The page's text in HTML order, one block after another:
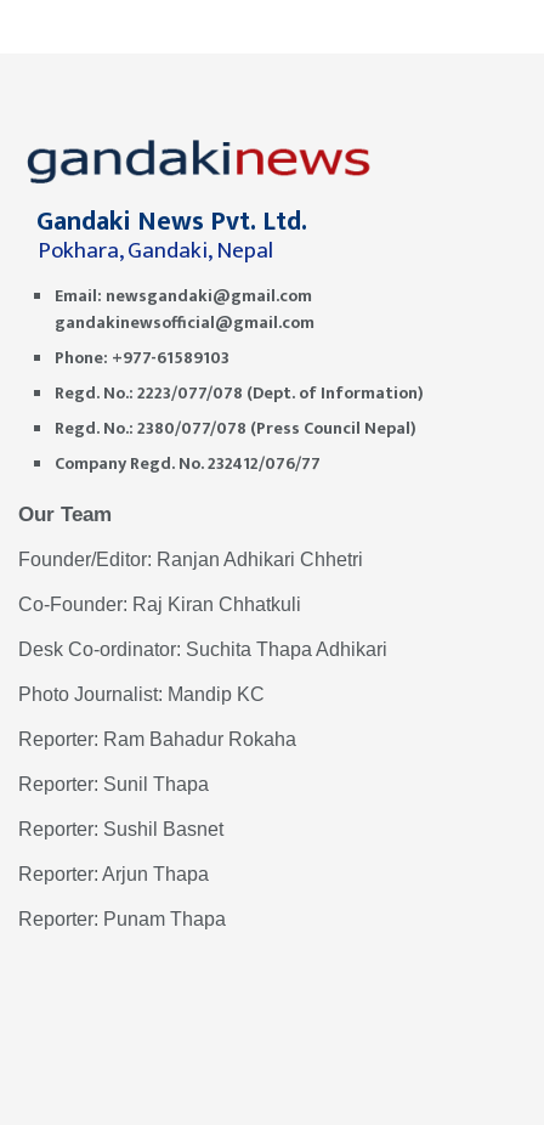
Gandaki News Pvt. Ltd.
Pokhara, Gandaki, Nepal
Email: newsgandaki@gmail.com
gandakinewsofficial@gmail.com
Phone: +977-61589103
Regd. No.: 2223/077/078 (Dept. of Information)
Regd. No.: 2380/077/078 (Press Council Nepal)
Company Regd. No. 232412/076/77
Our Team
Founder/Editor: Ranjan Adhikari Chhetri
Co-Founder: Raj Kiran Chhatkuli
Desk Co-ordinator: Suchita Thapa Adhikari
Photo Journalist: Mandip KC
Reporter: Ram Bahadur Rokaha
Reporter: Sunil Thapa
Reporter: Sushil Basnet
Reporter: Arjun Thapa
Reporter: Punam Thapa